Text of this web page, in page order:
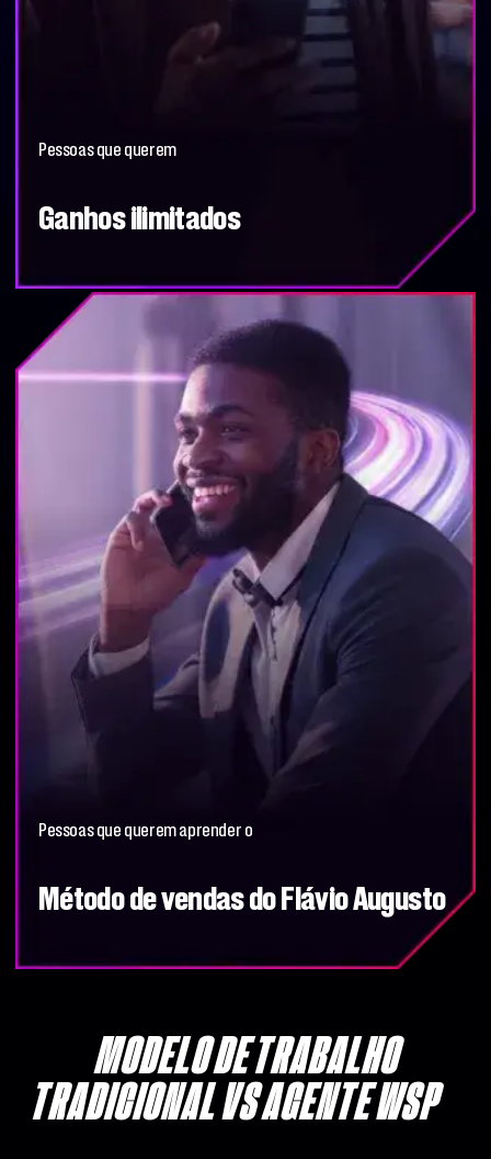
Pessoas que querem
Ganhos ilimitados
Pessoas que querem aprender o
Método de vendas do Flávio Augusto
MODELO DE TRABALHO
TRADICIONAL VS AGENTE WSP